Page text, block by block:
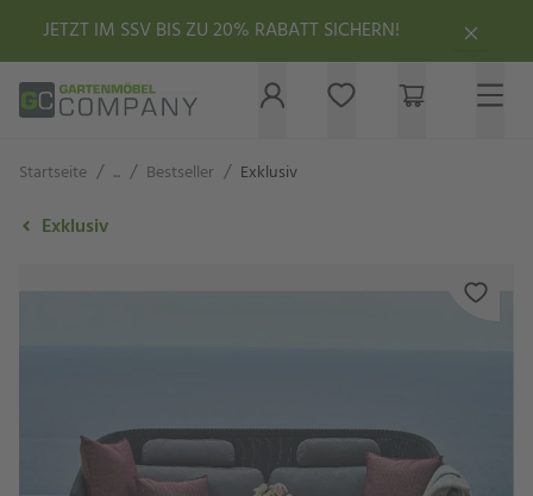
JETZT IM SSV BIS ZU 20% RABATT SICHERN!
Startseite / ... / Bestseller / Exklusiv
Exklusiv